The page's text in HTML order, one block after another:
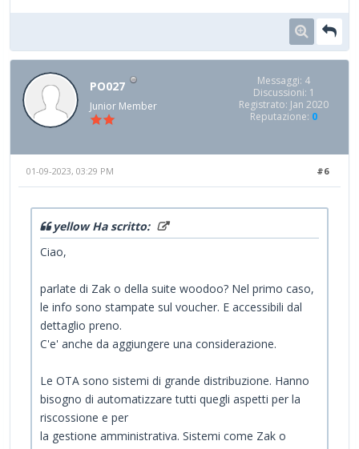
PO027
Junior Member
Messaggi: 4
Discussioni: 1
Registrato: Jan 2020
Reputazione: 0
#6
01-09-2023, 03:29 PM
yellow Ha scritto:
Ciao,
parlate di Zak o della suite woodoo? Nel primo caso,
le info sono stampate sul voucher. E accessibili dal
dettaglio preno.
C'e' anche da aggiungere una considerazione.
Le OTA sono sistemi di grande distribuzione. Hanno
bisogno di automatizzare tutti quegli aspetti per la
riscossione e per
la gestione amministrativa. Sistemi come Zak o